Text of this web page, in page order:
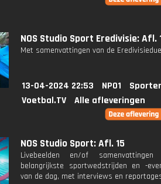
NOS Studio Sport Eredivisie: Afl.
Met samenvattingen van de
13-04-2024 22:53 NPO1
Voetbal.TV
Alle afleveringen
NOS Studio Sport: Afl. 15
Livebeelden en/of
belangrijkste sportwedstrijden en -
van de dag, met interviews en